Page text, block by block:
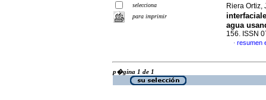
selecciona
para imprimir
Riera Ortiz,
agua
156. ISSN
· resumen
p�gina 1 de 1